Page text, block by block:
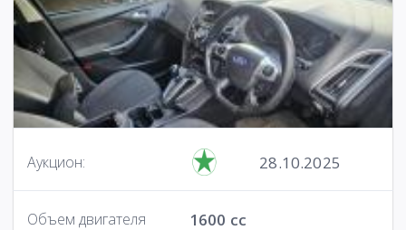
Аукцион: 28.10.2025
Объем двигателя 1600 cc